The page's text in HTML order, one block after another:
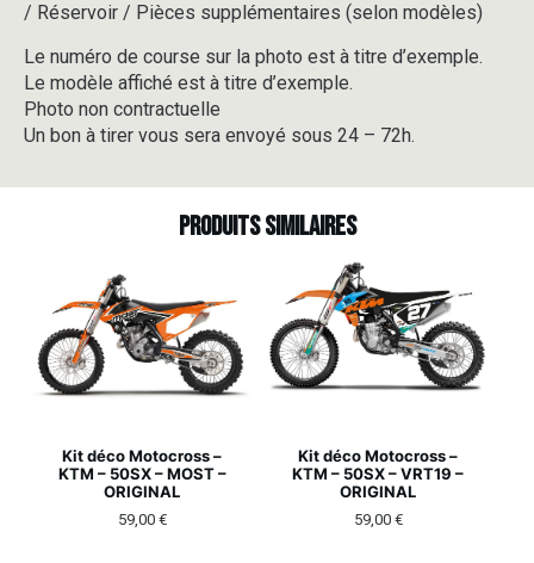
/ Réservoir / Pièces supplémentaires (selon modèles)
Le numéro de course sur la photo est à titre d’exemple.
Le modèle affiché est à titre d’exemple.
Photo non contractuelle
Un bon à tirer vous sera envoyé sous 24 – 72h.
Produits similaires
Kit déco Motocross –
KTM – 50SX – MOST –
ORIGINAL
59,00 €
Kit déco Motocross –
KTM – 50SX – VRT19 –
ORIGINAL
59,00 €